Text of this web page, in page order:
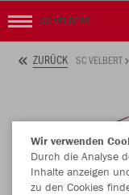
SC VELBERT
ZURÜCK SC VELBERT
Wir verwenden
Durch die Analyse
Inhalte anzeigen
zu den Cookies